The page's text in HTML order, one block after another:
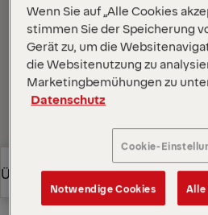
steht bereit, Ihnen bei der
perfekten Produkt zu helfen.
Ihren Standort ein, um eine
Nähe sowie deren
Anfahrtsbeschreibung
Überblick
Wenn Sie auf „Alle Cookies
stimmen Sie der Speicherung
Gerät zu, um die
die Websitenutzung zu
Marketingbemühungen zu
Datenschutz
Cookie-
Notwendige Cookies Alle